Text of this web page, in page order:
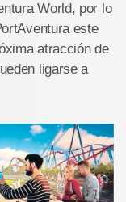
World, por lo
este
atracción de
ligarse a